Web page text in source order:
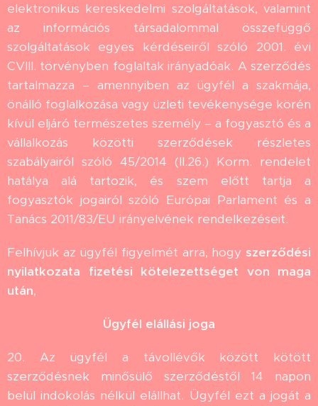
elektronikus kereskedelmi szolgáltatások, valamint
az információs társadalommal összefüggő
szolgáltatások egyes kérdéseiről szóló 2001. évi
CVIII. törvényben foglaltak irányadóak. A szerződés
tartalmazza – amennyiben az ügyfél a szakmája,
önálló foglalkozása vagy üzleti tevékenysége körén
kívül eljáró természetes személy – a fogyasztó és a
vállalkozás közötti szerződések részletes
szabályairól szóló 45/2014 (II.26.) Korm. rendelet
hatálya alá tartozik, és szem előtt tartja a
fogyasztók jogairól szóló Európai Parlament és a
Tanács 2011/83/EU irányelvének rendelkezéseit.
Felhívjuk az ügyfél figyelmét arra, hogy szerződési
nyilatkozata fizetési kötelezettséget von maga
után,
Ügyfél elállási joga
20. Az ügyfél a távollévők között kötött
szerződésnek minősülő szerződéstől 14 napon
belül indokolás nélkül elállhat. Ügyfél ezt a jogát a